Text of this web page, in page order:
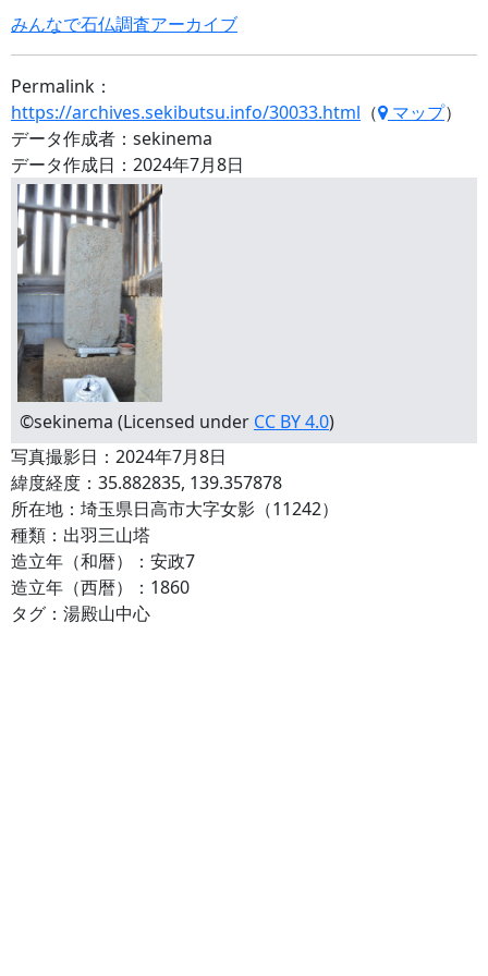
みんなで石仏調査アーカイブ
Permalink：
https://archives.sekibutsu.info/30033.html （ マップ）
データ作成者：sekinema
データ作成日：2024年7月8日
©sekinema (Licensed under CC BY 4.0)
写真撮影日：2024年7月8日
緯度経度：35.882835, 139.357878
所在地：埼玉県日高市大字女影（11242）
種類：出羽三山塔
造立年（和暦）：安政7
造立年（西暦）：1860
タグ：湯殿山中心